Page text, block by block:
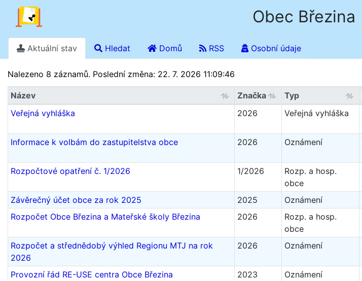
Obec Březina
Aktuální stav Hledat Domů RSS Osobní údaje
Stav k 9. 8. 2026 13.50
Nalezeno 8 záznamů. Poslední změna: 22. 7. 2026 11:09:46
Název Značka Typ
Veřejná vyhláška
2026 Veřejná vyhláška
Informace k volbám do zastupitelstva obce
2026 Oznámení
Rozpočtové opatření č. 1/2026
1/2026
Rozp. a hosp.
obce
Závěrečný účet obce za rok 2025
2025 Oznámení
Rozpočet Obce Březina a Mateřské školy Březina
2026
Rozp. a hosp.
obce
Rozpočet a střednědobý výhled Regionu MTJ na rok
2026
2026 Oznámení
Provozní řád RE-USE centra Obce Březina
2023 Oznámení